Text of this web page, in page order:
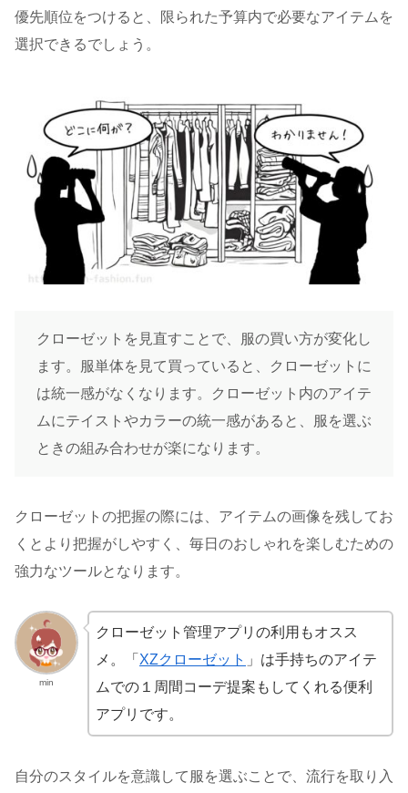
優先順位をつけると、限られた予算内で必要なアイテムを
選択できるでしょう。
クローゼットを見直すことで、服の買い方が変化し
ます。服単体を見て買っていると、クローゼットに
は統一感がなくなります。クローゼット内のアイテ
ムにテイストやカラーの統一感があると、服を選ぶ
ときの組み合わせが楽になります。
クローゼットの把握の際には、アイテムの画像を残してお
くとより把握がしやすく、毎日のおしゃれを楽しむための
強力なツールとなります。
min
クローゼット管理アプリの利用もオスス
メ。「 XZクローゼット 」は手持ちのアイテ
ムでの１周間コーデ提案もしてくれる便利
アプリです。
自分のスタイルを意識して服を選ぶことで、流行を取り入